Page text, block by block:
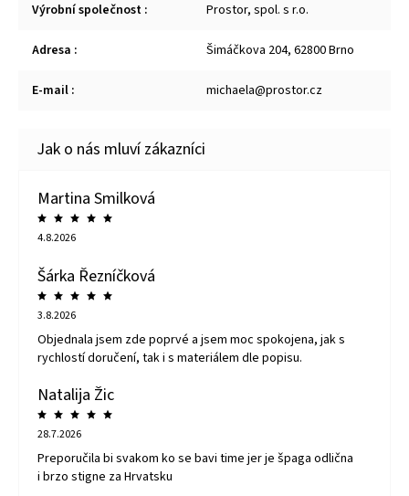
Výrobní společnost : Prostor, spol. s r.o.
Adresa : Šimáčkova 204, 62800 Brno
E-mail : michaela@prostor.cz
Martina Smilková
4.8.2026
Šárka Řezníčková
3.8.2026
Objednala jsem zde poprvé a jsem moc spokojena, jak s
rychlostí doručení, tak i s materiálem dle popisu.
Natalija Žic
28.7.2026
Preporučila bi svakom ko se bavi time jer je špaga odlična
i brzo stigne za Hrvatsku